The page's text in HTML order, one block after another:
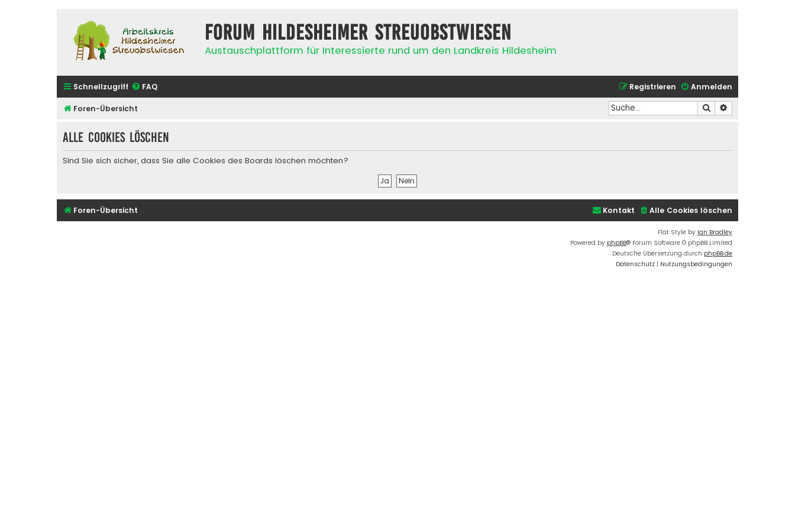
Forum Hildesheimer Streuobstwiesen
Austauschplattform für Interessierte rund um den Landkreis Hildesheim
Schnellzugriff FAQ Anmelden
Registrieren
Foren-Übersicht Suche
Alle Cookies löschen
Sind Sie sich sicher, dass Sie alle Cookies des Boards löschen möchten?
Foren-Übersicht Alle Cookies löschen
Kontakt
Flat Style by Ian Bradley
Powered by phpBB® Forum Software © phpBB Limited
Deutsche Übersetzung durch phpBB.de
Datenschutz | Nutzungsbedingungen